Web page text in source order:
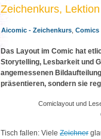
Zeichenkurs,
Aicomic - Zeichenkurs Comics
Das Layout im Comic hat
Storytelling, Lesbarkeit und
angemessenen
präsentieren, sondern sie
Comiclayout und
Tisch fallen: Viele Zeichner